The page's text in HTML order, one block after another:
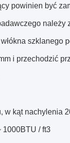
powinien być
szklanego
i przechodzić
w kąt nachylenia
1000BTU / ft3